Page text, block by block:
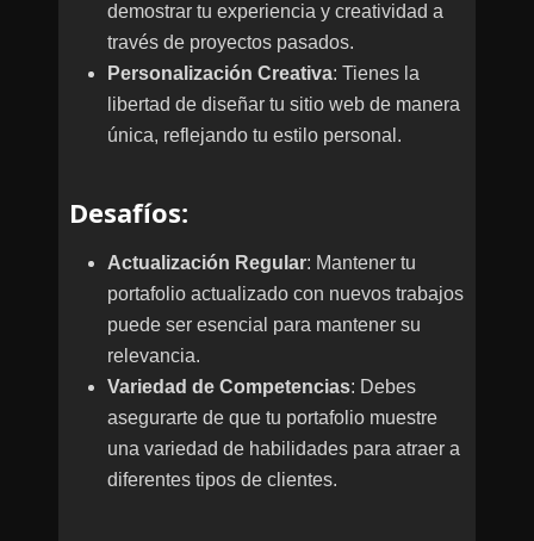
demostrar tu experiencia y creatividad a
través de proyectos pasados.
Personalización Creativa: Tienes la
libertad de diseñar tu sitio web de manera
única, reflejando tu estilo personal.
Desafíos:
Actualización Regular: Mantener tu
portafolio actualizado con nuevos trabajos
puede ser esencial para mantener su
relevancia.
Variedad de Competencias: Debes
asegurarte de que tu portafolio muestre
una variedad de habilidades para atraer a
diferentes tipos de clientes.